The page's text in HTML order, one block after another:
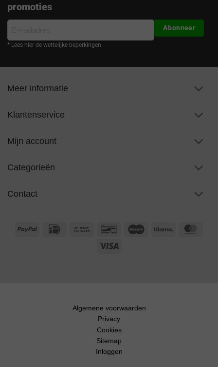
promoties
mailadres
* Lees hier de wettelijke beperkingen
Abonneer
Meer informatie
Klantenservice
Mijn account
Categorieën
Contact
PayPal IDeal
Bank
BancontactMaestro Klarna
Algemene voorwaarden
Privacy
Cookies
Sitemap
Inloggen